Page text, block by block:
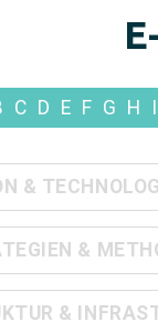
C D E F G H
&
&
&